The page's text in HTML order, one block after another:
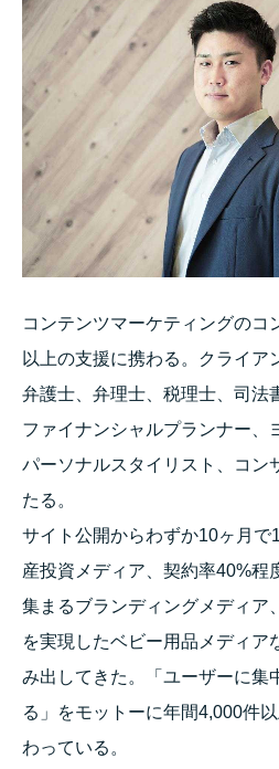
コンテンツマーケティングのコ
以上の支援に携わる。クライア
弁護士、弁理士、税理士、司法
ファイナンシャルプランナー、
パーソナルスタイリスト、コン
たる。
サイト公開からわずか10ヶ月で
産投資メディア、契約率40%程
集まるブランディングメディア
を実現したベビー用品メディア
み出してきた。「ユーザーに集
る」をモットーに年間4,000件
わっている。